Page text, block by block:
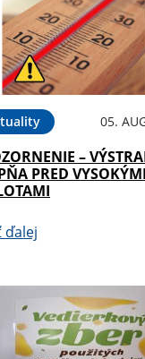
05.
–
PRED VYSOKÝMI
ďalej